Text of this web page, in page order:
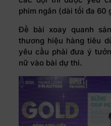
phim ngắn (dài tối đa 60
Đề bài xoay quanh
thương hiệu hàng tiêu
yêu cầu phải đưa ý
nữ vào bài dự thi.